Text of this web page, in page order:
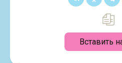
Вставить